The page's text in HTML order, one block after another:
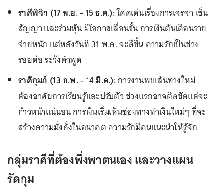
ราศีพิจิก (17 พ.ย. - 15 ธ.ค.):โดดเด่นเรื่องการเจรจา เซ็น
สัญญา และร่วมหุ้น มีโอกาสเลื่อนขั้น การเงินต้นเดือนราย
จ่ายหนัก แต่หลังวันที่ 31 พ.ค. จะดีขึ้น ความรักเป็นช่วง
รอยต่อ ระวังคำพูด
ราศีกุมภ์ (13 ก.พ. - 14 มี.ค.):การงานพบเส้นทางใหม่
ต้องอาศัยการเรียนรู้และปรับตัว ช่วงแรกอาจติดขัดแต่จะ
ก้าวหน้าแน่นอน การเงินเริ่มเห็นช่องทางทำเงินใหม่ๆ ที่จะ
สร้างความมั่งคั่งในอนาคต ความรักมีคนแนะนำให้รู้จัก
กลุ่มราศีที่ต้องพึ่งพาตนเอง และวางแผน
รัดกุม